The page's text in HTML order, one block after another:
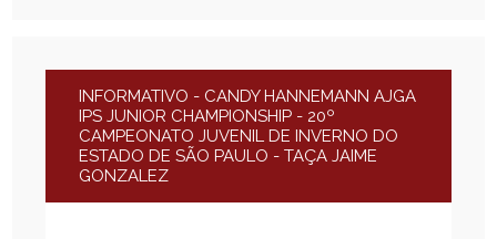
INFORMATIVO - CANDY HANNEMANN AJGA
IPS JUNIOR CHAMPIONSHIP - 20º
CAMPEONATO JUVENIL DE INVERNO DO
ESTADO DE SÃO PAULO - TAÇA JAIME
GONZALEZ